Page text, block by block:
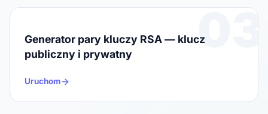
03
Generator pary kluczy RSA — klucz
publiczny i prywatny
Uruchom